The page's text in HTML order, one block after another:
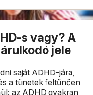
s vagy? A
jele
saját ADHD-jára,
a tünetek feltűnően
az ADHD gyakran